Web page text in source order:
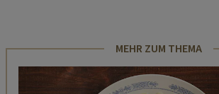
MEHR ZUM THEMA